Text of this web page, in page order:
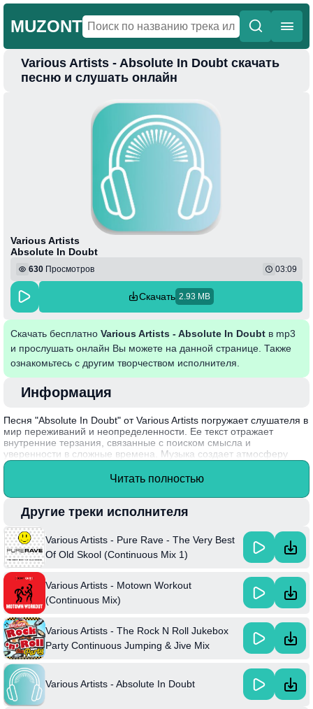
MUZONT
Главная
Various Artists - Absolute In Doubt скачать
песню и слушать онлайн
Various Artists
Absolute In Doubt
630 Просмотров 03:09
Скачать 2.93 MB
Скачать бесплатно Various Artists - Absolute In Doubt в mp3
и прослушать онлайн Вы можете на данной странице. Также
ознакомьтесь с другим творчеством исполнителя.
Информация
Песня "Absolute In Doubt" от Various Artists погружает слушателя в
мир переживаний и неопределенности. Ее текст отражает
внутренние терзания, связанные с поиском смысла и
уверенности в сложные времена. Музыка создает атмосферу
размышлений, позволяя каждому найти что-то личное и близкое,
заставляя задуматься о своих страхах и сомнениях.
Интересный факт: проект, в котором участвуют различные
артисты, собирает талантливых музыкантов, чтобы создать
уникальные совместные треки, представляя разнообразие стилей
и эмоций.
Читать полностью
Другие треки исполнителя
Various Artists - Pure Rave - The Very Best
Of Old Skool (Continuous Mix 1)
Various Artists - Motown Workout
(Continuous Mix)
Various Artists - The Rock N Roll Jukebox
Party Continuous Jumping & Jive Mix
Various Artists - Absolute In Doubt